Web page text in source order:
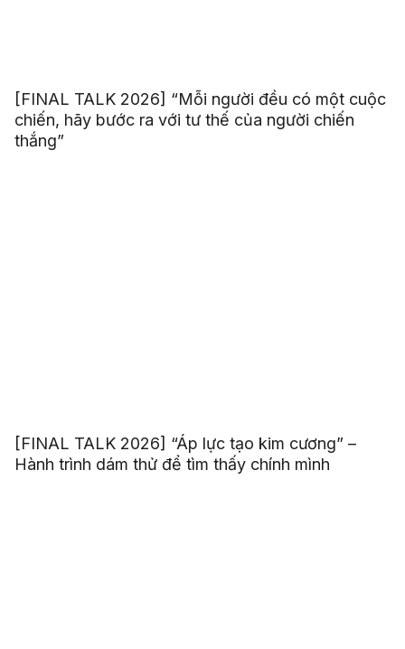
[FINAL TALK 2026] “Mỗi người đều có một cuộc
chiến, hãy bước ra với tư thế của người chiến
thắng”
[FINAL TALK 2026] “Áp lực tạo kim cương” –
Hành trình dám thử để tìm thấy chính mình